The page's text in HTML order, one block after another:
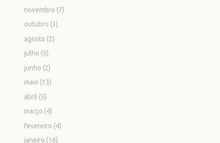
novembro (7)
outubro (3)
agosto (2)
julho (5)
junho (2)
maio (13)
abril (5)
março (4)
fevereiro (4)
janeiro (16)